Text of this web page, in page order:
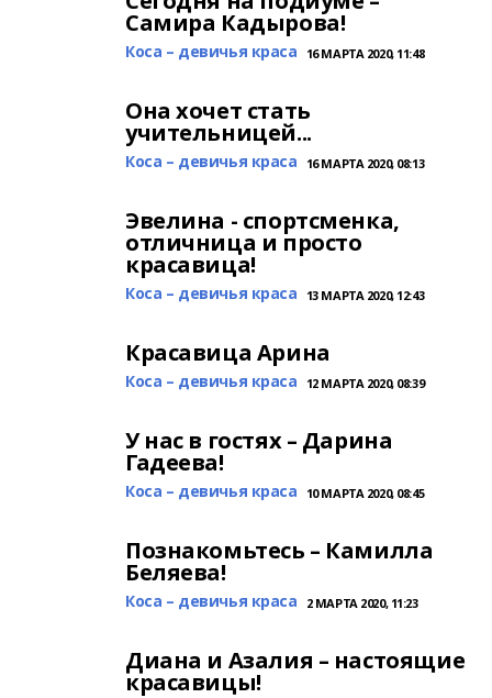
Самира Кадырова!
Коса – девичья краса 16 МАРТА 2020, 11:48
Она хочет стать
учительницей...
Коса – девичья краса 16 МАРТА 2020, 08:13
Эвелина - спортсменка,
отличница и просто
красавица!
Коса – девичья краса 13 МАРТА 2020, 12:43
Красавица Арина
Коса – девичья краса 12 МАРТА 2020, 08:39
У нас в гостях – Дарина
Гадеева!
Коса – девичья краса 10 МАРТА 2020, 08:45
Познакомьтесь – Камилла
Беляева!
Коса – девичья краса 2 МАРТА 2020, 11:23
Диана и Азалия – настоящие
красавицы!